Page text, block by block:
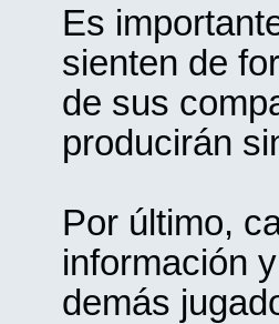
Es
sienten de
de sus
producirán
Por último,
información
demás